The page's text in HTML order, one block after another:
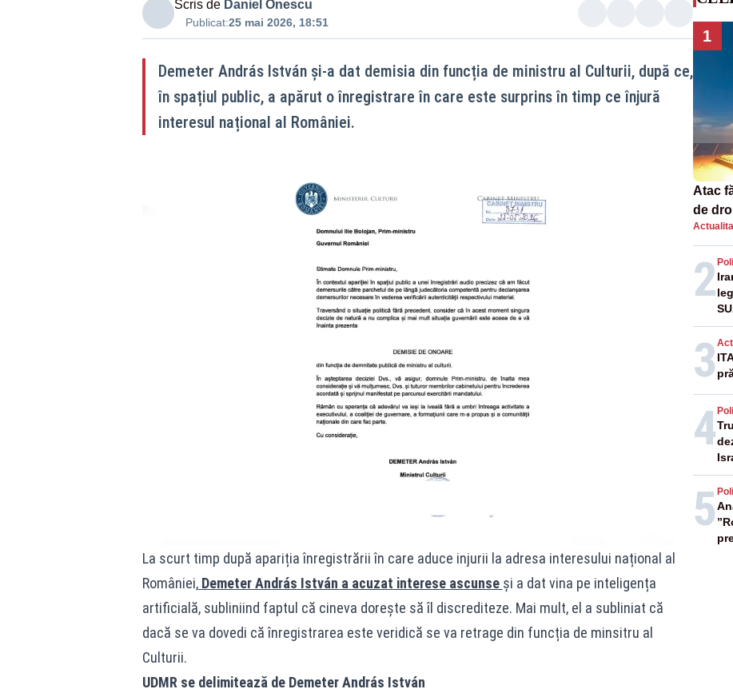
Scris de Daniel Onescu
Publicat:25 mai 2026, 18:51
Demeter András István și-a dat demisia din funcția de ministru al Culturii, după ce,
în spațiul public, a apărut o înregistrare în care este surprins în timp ce înjură
interesul național al României.
La scurt timp după apariția înregistrării în care aduce injurii la adresa interesului național al
României,Demeter András István a acuzat interese ascunse și a dat vina pe inteligența
artificială, subliniind faptul că cineva dorește să îl discrediteze. Mai mult, el a subliniat că
dacă se va dovedi că înregistrarea este veridică se va retrage din funcția de minsitru al
Culturii.
UDMR se delimitează de Demeter András István
1
Atac
de
2
3
4
5